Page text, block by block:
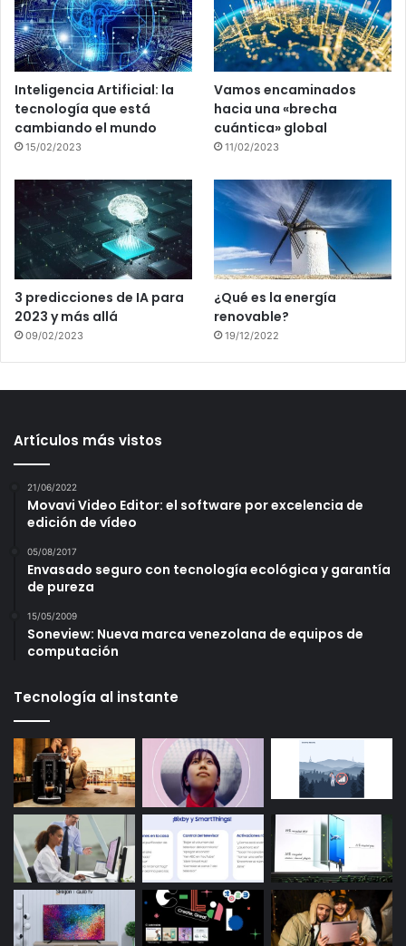
Inteligencia Artificial: la
tecnología que está
cambiando el mundo
15/02/2023
Vamos encaminados
hacia una «brecha
cuántica» global
11/02/2023
3 predicciones de IA para
2023 y más allá
09/02/2023
¿Qué es la energía
renovable?
19/12/2022
Artículos más vistos
21/06/2022
Movavi Video Editor: el software por excelencia de
edición de vídeo
05/08/2017
Envasado seguro con tecnología ecológica y garantía
de pureza
15/05/2009
Soneview: Nueva marca venezolana de equipos de
computación
Tecnología al instante